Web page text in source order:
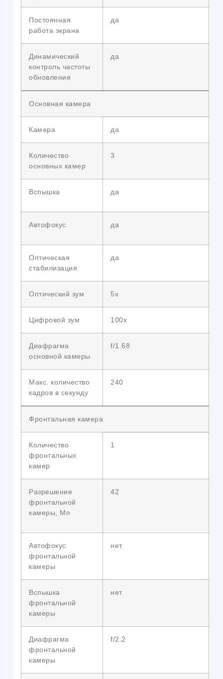
Постоянная
работа экрана
да
Динамический
контроль частоты
обновления
да
Основная камера
Камера да
Количество
основных камер
3
Вспышка да
Автофокус да
Оптическая
стабилизация
да
Оптический зум 5x
Цифровой зум 100x
Диафрагма
основной камеры
f/1.68
Макс. количество
кадров в секунду
240
Фронтальная камера
Количество
фронтальных
камер
1
Разрешение
фронтальной
камеры, Мп
42
Автофокус
фронтальной
камеры
нет
Вспышка
фронтальной
камеры
нет
Диафрагма
фронтальной
камеры
f/2.2